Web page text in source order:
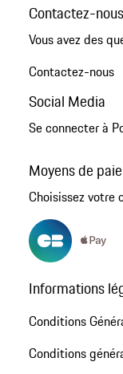
Contactez-nous
Vous avez des
Contactez-nous
Social Media
Se connecter à
Moyens de
Choisissez votre
Informations
Conditions
Conditions